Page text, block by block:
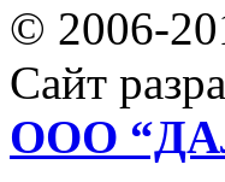
© 2006-
Сайт
ООО